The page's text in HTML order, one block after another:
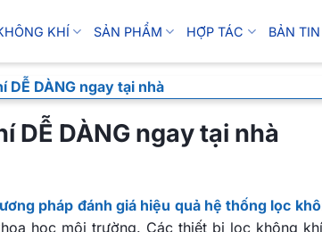
KHÍ SẢN PHẨM HỢP TÁC BẢN TIN
DỄ DÀNG ngay tại nhà
DỄ DÀNG ngay tại nhà
pháp đánh giá hiệu quả hệ thống lọc
học môi trường. Các thiết bị lọc không